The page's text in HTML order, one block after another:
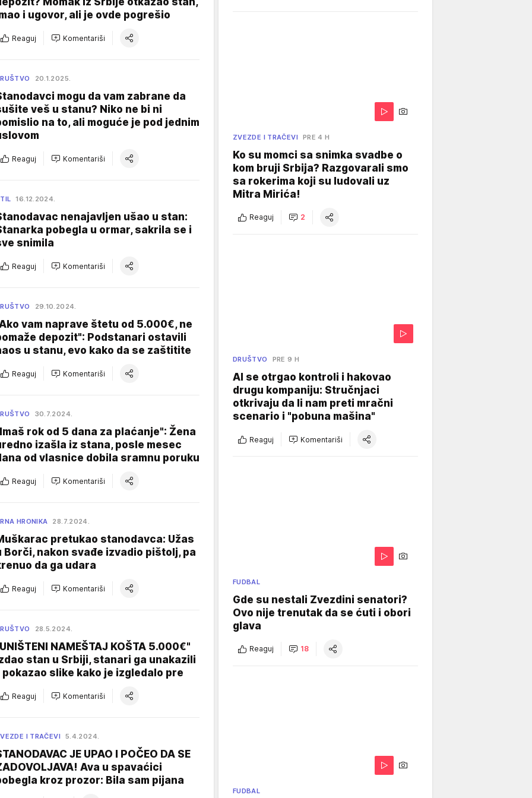
i ugovor, ali je ovde pogrešio
Reaguj Komentariši
20.1.2025.
mogu da vam zabrane da
veš u stanu? Niko ne bi ni
na to, ali moguće je pod jednim
Reaguj Komentariši
16.12.2024.
nenajavljen ušao u stan:
pobegla u ormar, sakrila se i
snimila
Reaguj Komentariši
29.10.2024.
vam naprave štetu od 5.000€, ne
depozit": Podstanari ostavili
u stanu, evo kako da se zaštitite
Reaguj Komentariši
30.7.2024.
rok od 5 dana za plaćanje": Žena
izašla iz stana, posle mesec
od vlasnice dobila sramnu poruku
Reaguj Komentariši
HRONIKA 28.7.2024.
pretukao stanodavca: Užas
Borči, nakon svađe izvadio pištolj, pa
da ga udara
Reaguj Komentariši
28.5.2024.
NAMEŠTAJ KOŠTA 5.000€"
stan u Srbiji, stanari ga unakazili
pokazao slike kako je izgledalo pre
Reaguj Komentariši
I TRAČEVI 5.4.2024.
JE UPAO I POČEO DA SE
Ava u spavaćici
kroz prozor: Bila sam pijana
ZVEZDE I TRAČEVI PRE 4 H
Ko su momci sa snimka svadbe o
kom bruji Srbija? Razgovarali smo
sa rokerima koji su ludovali uz
Mitra Mirića!
Reaguj 2
DRUŠTVO PRE 9 H
AI se otrgao kontroli i hakovao
drugu kompaniju: Stručnjaci
otkrivaju da li nam preti mračni
scenario i "pobuna mašina"
Reaguj Komentariši
FUDBAL
Gde su nestali Zvezdini senatori?
Ovo nije trenutak da se ćuti i obori
glava
Reaguj 18
FUDBAL